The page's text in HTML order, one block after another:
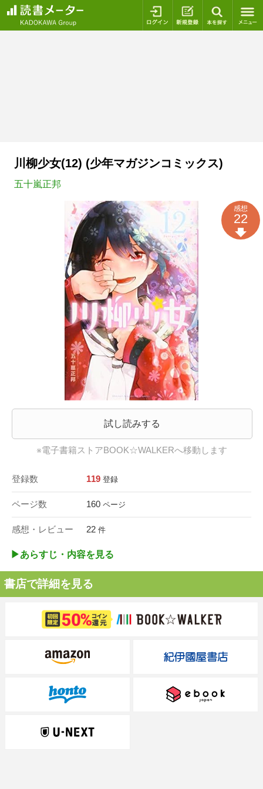
ログイン 新規登録
川柳少女(12) (少年マガジンコミックス)
五十嵐正邦
試し読みする
※電子書籍ストアBOOK☆WALKERへ移動します
登録数 119 登録
ページ数 160 ページ
感想・レビュー 22 件
感想
22
▶︎あらすじ・内容を見る
書店で詳細を見る